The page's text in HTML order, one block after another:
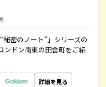
密のノート”」シリーズの
ンドン南東の田舎町をご紹
詳細を見る